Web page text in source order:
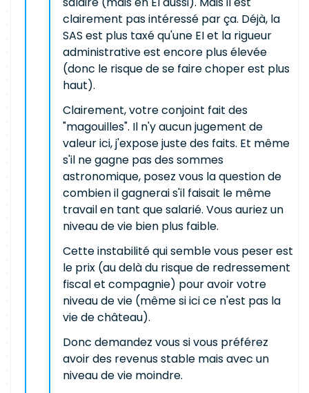
clairement pas intéressé par ça. Déjà, la
SAS est plus taxé qu'une EI et la rigueur
administrative est encore plus élevée
(donc le risque de se faire choper est plus
haut).
Clairement, votre conjoint fait des
"magouilles". Il n'y aucun jugement de
valeur ici, j'expose juste des faits. Et même
s'il ne gagne pas des sommes
astronomique, posez vous la question de
combien il gagnerai s'il faisait le même
travail en tant que salarié. Vous auriez un
niveau de vie bien plus faible.
Cette instabilité qui semble vous peser est
le prix (au delà du risque de redressement
fiscal et compagnie) pour avoir votre
niveau de vie (même si ici ce n'est pas la
vie de château).
Donc demandez vous si vous préférez
avoir des revenus stable mais avec un
niveau de vie moindre.